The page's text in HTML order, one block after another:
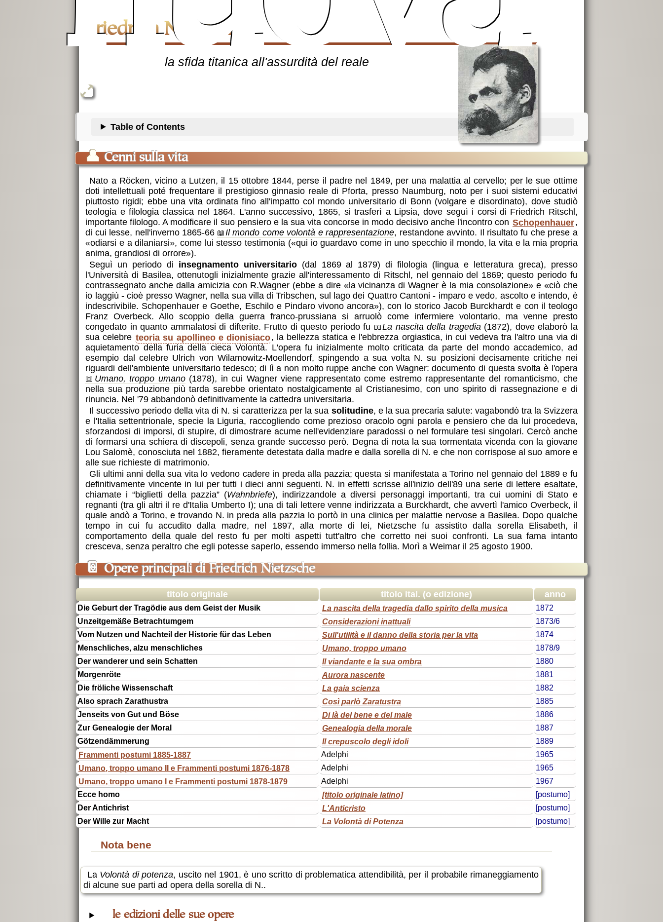
Friedrich Nietzsche
la sfida titanica all'assurdità del reale
Table of Contents
👤 Cenni sulla vita
Nato a Röcken, vicino a Lutzen, il 15 ottobre 1844, perse il padre nel 1849, per una malattia al cervello; per le sue ottime
doti intellettuali poté frequentare il prestigioso ginnasio reale di Pforta, presso Naumburg, noto per i suoi sistemi educativi
piuttosto rigidi; ebbe una vita ordinata fino all'impatto col mondo universitario di Bonn (volgare e disordinato), dove studiò
teologia e filologia classica nel 1864. L'anno successivo, 1865, si trasferì a Lipsia, dove seguì i corsi di Friedrich Ritschl,
importante filologo. A modificare il suo pensiero e la sua vita concorse in modo decisivo anche l'incontro con Schopenhauer,
di cui lesse, nell'inverno 1865-66
Il mondo come volontà e rappresentazione, restandone avvinto. Il risultato fu che prese a
odiarsi e a dilaniarsi , come lui stesso testimonia ( qui io guardavo come in uno specchio il mondo, la vita e la mia propria
anima, grandiosi di orrore ).
Seguì un periodo di insegnamento universitario(dal 1869 al 1879) di filologia (lingua e letteratura greca), presso
l'Università di Basilea, ottenutogli inizialmente grazie all'interessamento di Ritschl, nel gennaio del 1869; questo periodo fu
contrassegnato anche dalla amicizia con R.Wagner (ebbe a dire
la vicinanza di Wagner è la mia consolazione e
ciò che
io laggiù - cioè presso Wagner, nella sua villa di Tribschen, sul lago dei Quattro Cantoni - imparo e vedo, ascolto e intendo, è
indescrivibile. Schopenhauer e Goethe, Eschilo e Pindaro vivono ancora ), con lo storico Jacob Burckhardt e con il teologo
Franz Overbeck. Allo scoppio della guerra franco-prussiana si arruolò come infermiere volontario, ma venne presto
congedato in quanto ammalatosi di difterite. Frutto di questo periodo fu
La nascita della tragedia(1872), dove elaborò la
sua celebre teoria su apollineo e dionisiaco, la bellezza statica e l'ebbrezza orgiastica, in cui vedeva tra l'altro una via di
aquietamento della furia della cieca Volontà. L'opera fu inizialmente molto criticata da parte del mondo accademico, ad
esempio dal celebre Ulrich von Wilamowitz-Moellendorf, spingendo a sua volta N. su posizioni decisamente critiche nei
riguardi dell'ambiente universitario tedesco; di lì a non molto ruppe anche con Wagner: documento di questa svolta è l'opera
Umano, troppo umano(1878), in cui Wagner viene rappresentato come estremo rappresentante del romanticismo, che
nella sua produzione più tarda sarebbe orientato nostalgicamente al Cristianesimo, con uno spirito di rassegnazione e di
rinuncia. Nel '79 abbandonò definitivamente la cattedra universitaria.
Il successivo periodo della vita di N. si caratterizza per la sua solitudine, e la sua precaria salute: vagabondò tra la Svizzera
e l'Italia settentrionale, specie la Liguria, raccogliendo come prezioso oracolo ogni parola e pensiero che da lui procedeva,
sforzandosi di imporsi, di stupire, di dimostrare acume nell'evidenziare paradossi o nel formulare tesi singolari. Cercò anche
di formarsi una schiera di discepoli, senza grande successo però. Degna di nota la sua tormentata vicenda con la giovane
Lou Salomè, conosciuta nel 1882, fieramente detestata dalla madre e dalla sorella di N. e che non corrispose al suo amore e
alle sue richieste di matrimonio.
Gli ultimi anni della sua vita lo vedono cadere in preda alla pazzia; questa si manifestata a Torino nel gennaio del 1889 e fu
definitivamente vincente in lui per tutti i dieci anni seguenti. N. in effetti scrisse all'inizio dell'89 una serie di lettere esaltate,
chiamate i “biglietti della pazzia” (Wahnbriefe), indirizzandole a diversi personaggi importanti, tra cui uomini di Stato e
regnanti (tra gli altri il re d'Italia Umberto I); una di tali lettere venne indirizzata a Burckhardt, che avvertì l'amico Overbeck, il
quale andò a Torino, e trovando N. in preda alla pazzia lo portò in una clinica per malattie nervose a Basilea. Dopo qualche
tempo in cui fu accudito dalla madre, nel 1897, alla morte di lei, Nietzsche fu assistito dalla sorella Elisabeth, il
comportamento della quale del resto fu per molti aspetti tutt'altro che corretto nei suoi confronti. La sua fama intanto
cresceva, senza peraltro che egli potesse saperlo, essendo immerso nella follia. Morì a Weimar il 25 agosto 1900.
📔 Opere principali di Friedrich Nietzsche
titolo originale titolo ital. (o edizione) anno
Die Geburt der Tragödie aus dem Geist der Musik La nascita della tragedia dallo spirito della musica
1872
Unzeitgemäße Betrachtumgem
Considerazioni inattuali
1873/6
Vom Nutzen und Nachteil der Historie für das Leben
Sull'utilità e il danno della storia per la vita
1874
Menschliches, alzu menschliches
Umano, troppo umano
1878/9
Der wanderer und sein Schatten
Il viandante e la sua ombra
1880
Morgenröte
Aurora nascente
1881
Die fröliche Wissenschaft
La gaia scienza
1882
Also sprach Zarathustra
Così parlò Zaratustra
1885
Jenseits von Gut und Böse
Di là del bene e del male
1886
Zur Genealogie der Moral
Genealogia della morale
1887
Götzendämmerung
Il crepuscolo degli idoli
1889
Frammenti postumi 1885-1887
Adelphi
1965
Umano, troppo umano II e Frammenti postumi 1876-1878
Adelphi
1965
Umano, troppo umano I e Frammenti postumi 1878-1879
Adelphi
1967
Ecce homo
[titolo originale latino]
[postumo]
Der Antichrist
L'Anticristo
[postumo]
Der Wille zur Macht
La Volontà di Potenza [postumo]
Nota bene
La Volontà di potenza, uscito nel 1901, è uno scritto di problematica attendibilità, per il probabile rimaneggiamento
di alcune sue parti ad opera della sorella di N..
le edizioni delle sue opere